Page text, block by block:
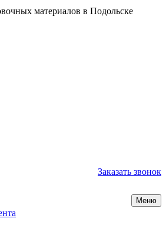
материалов в Подольске
Заказать звонок
Меню